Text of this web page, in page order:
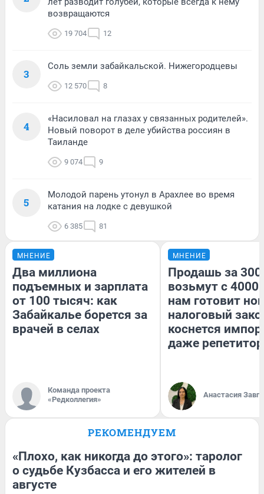
возвращаются
19 704 12
3
Соль земли забайкальской. Нижегородцевы
12 570 8
4
«Насиловал на глазах у связанных родителей».
Новый поворот в деле убийства россиян в
Таиланде
9 074 9
5
Молодой парень утонул в Арахлее во время
катания на лодке с девушкой
6 385 81
МНЕНИЕ
Два миллиона
подъемных и зарплата
от 100 тысяч: как
Забайкалье борется за
врачей в селах
Команда проекта
«Редколлегия»
МНЕНИЕ
Продашь за
возьмут с
нам готовит
налоговый
коснется
даже
Анастасия
РЕКОМЕНДУЕМ
«Плохо, как никогда до этого»: таролог
о судьбе Кузбасса и его жителей в
августе